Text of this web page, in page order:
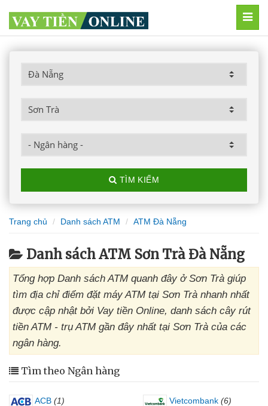
TÌM KIẾM
Trang chủ Danh sách ATM ATM Đà Nẵng
Danh sách ATM Sơn Trà Đà Nẵng
Tổng hợp Danh sách ATM quanh đây ở Sơn Trà giúp
tìm địa chỉ điểm đặt máy ATM tại Sơn Trà nhanh nhất
được cập nhật bởi Vay tiền Online, danh sách cây rút
tiền ATM - trụ ATM gần đây nhất tại Sơn Trà của các
ngân hàng.
Tìm theo Ngân hàng
ACB (1) Vietcombank (6)